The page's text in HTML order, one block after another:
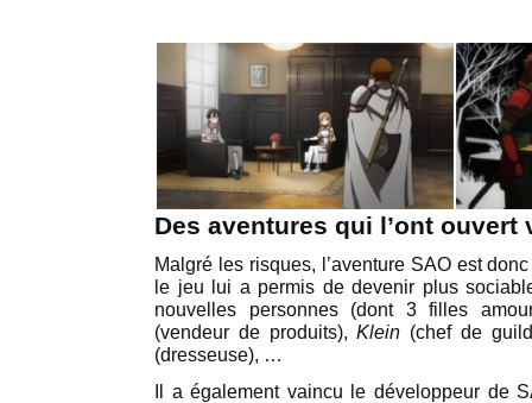
Des aventures qui l’ont ouvert
Malgré les risques, l’aventure SAO est
le jeu lui a permis de devenir plus
nouvelles personnes (dont 3 filles
(vendeur de produits),Klein (chef de
(dresseuse), …
Il a également vaincu le développeur de